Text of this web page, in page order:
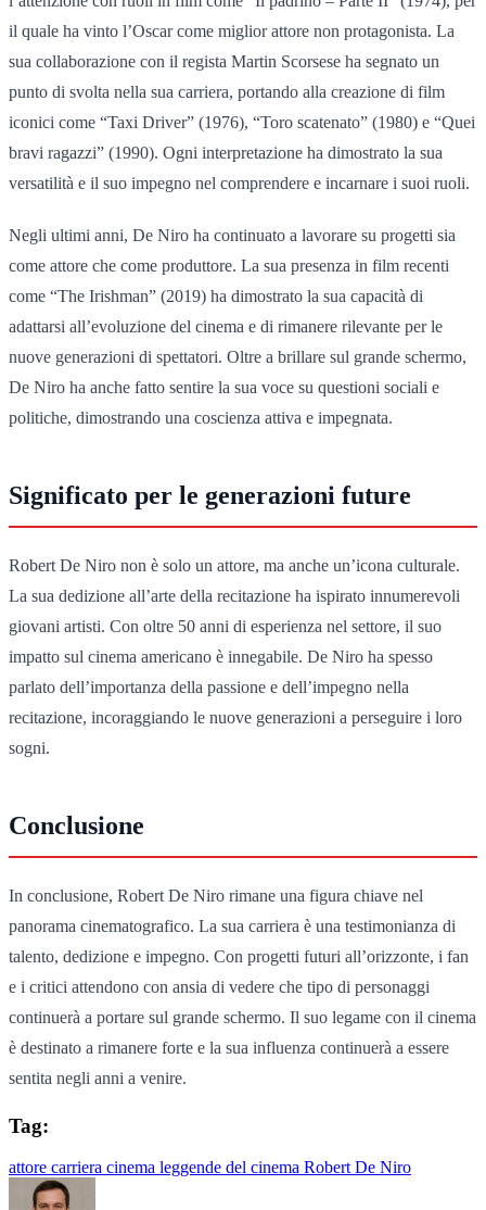
il quale ha vinto l’Oscar come miglior attore non protagonista. La
sua collaborazione con il regista Martin Scorsese ha segnato un
punto di svolta nella sua carriera, portando alla creazione di film
iconici come “Taxi Driver” (1976), “Toro scatenato” (1980) e “Quei
bravi ragazzi” (1990). Ogni interpretazione ha dimostrato la sua
versatilità e il suo impegno nel comprendere e incarnare i suoi ruoli.
Negli ultimi anni, De Niro ha continuato a lavorare su progetti sia
come attore che come produttore. La sua presenza in film recenti
come “The Irishman” (2019) ha dimostrato la sua capacità di
adattarsi all’evoluzione del cinema e di rimanere rilevante per le
nuove generazioni di spettatori. Oltre a brillare sul grande schermo,
De Niro ha anche fatto sentire la sua voce su questioni sociali e
politiche, dimostrando una coscienza attiva e impegnata.
Significato per le generazioni future
Robert De Niro non è solo un attore, ma anche un’icona culturale.
La sua dedizione all’arte della recitazione ha ispirato innumerevoli
giovani artisti. Con oltre 50 anni di esperienza nel settore, il suo
impatto sul cinema americano è innegabile. De Niro ha spesso
parlato dell’importanza della passione e dell’impegno nella
recitazione, incoraggiando le nuove generazioni a perseguire i loro
sogni.
Conclusione
In conclusione, Robert De Niro rimane una figura chiave nel
panorama cinematografico. La sua carriera è una testimonianza di
talento, dedizione e impegno. Con progetti futuri all’orizzonte, i fan
e i critici attendono con ansia di vedere che tipo di personaggi
continuerà a portare sul grande schermo. Il suo legame con il cinema
è destinato a rimanere forte e la sua influenza continuerà a essere
sentita negli anni a venire.
Tag:
attore carriera cinema leggende del cinema Robert De Niro